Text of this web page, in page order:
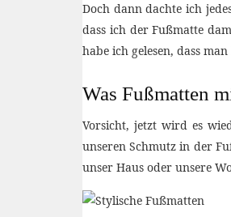
Doch dann dachte ich
dass ich der Fußmatte
habe ich gelesen, dass
Was Fußmatten
Vorsicht, jetzt wird es
unseren Schmutz in der
unser Haus oder unsere